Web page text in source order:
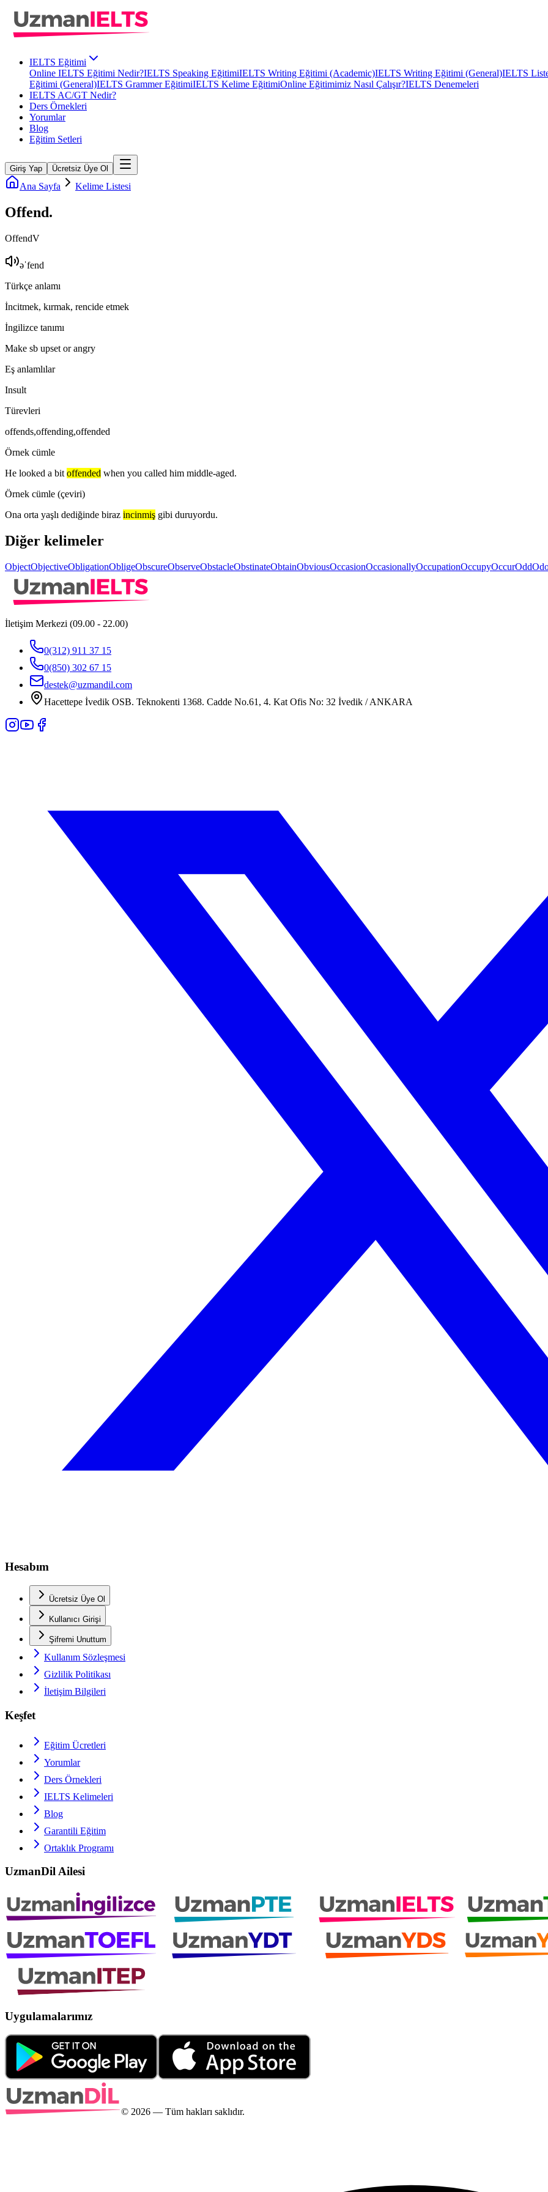
IELTS Eğitimi
Online IELTS Eğitimi Nedir?IELTS Speaking EğitimiIELTS Writing Eğitimi (Academic)IELTS Writing Eğitimi (General)IELTS
Eğitimi (General)IELTS Grammer EğitimiIELTS Kelime EğitimiOnline Eğitimimiz Nasıl Çalışır?IELTS Denemeleri
IELTS AC/GT Nedir?
Ders Örnekleri
Yorumlar
Blog
Eğitim Setleri
Giriş Yap Ücretsiz Üye Ol
Ana Sayfa Kelime Listesi
Offend.
OffendV
əˈfend
Türkçe anlamı
İncitmek, kırmak, rencide etmek
İngilizce tanımı
Make sb upset or angry
Eş anlamlılar
Insult
Türevleri
offends,offending,offended
Örnek cümle
He looked a bit offended when you called him middle-aged.
Örnek cümle (çeviri)
Ona orta yaşlı dediğinde biraz incinmiş gibi duruyordu.
Diğer kelimeler
ObjectObjectiveObligationObligeObscureObserveObstacleObstinateObtainObviousOccasionOccasionallyOccupationOccupyOccurOdd
İletişim Merkezi (09.00 - 22.00)
0(312) 911 37 15
0(850) 302 67 15
destek@uzmandil.com
Hacettepe İvedik OSB. Teknokenti 1368. Cadde No.61, 4. Kat Ofis No: 32 İvedik / ANKARA
Hesabım
Ücretsiz Üye Ol
Kullanıcı Girişi
Şifremi Unuttum
Kullanım Sözleşmesi
Gizlilik Politikası
İletişim Bilgileri
Keşfet
Eğitim Ücretleri
Yorumlar
Ders Örnekleri
IELTS Kelimeleri
Blog
Garantili Eğitim
Ortaklık Programı
UzmanDil Ailesi
Uygulamalarımız
© 2026 — Tüm hakları saklıdır.